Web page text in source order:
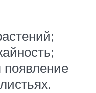
появление